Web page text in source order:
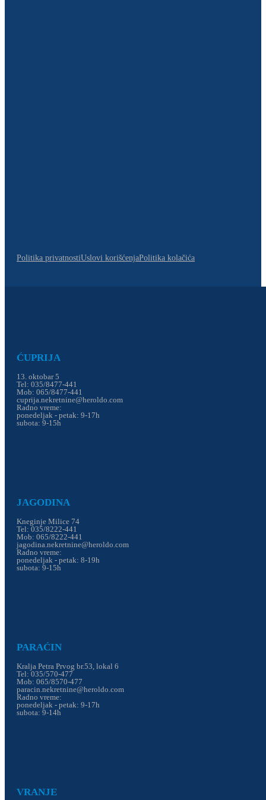
Politika privatnostiUslovi korišćenjaPolitika kolačića
JAGODINA
Kneginje Milice 74
Tel: 035/8222-441
Mob: 065/8222-441
jagodina.nekretnine@heroldo.com
Radno vreme:
ponedeljak - petak: 8-19h
subota: 9-15h
ĆUPRIJA
13. oktobar 5
Tel: 035/8477-441
Mob: 065/8477-441
cuprija.nekretnine@heroldo.com
Radno vreme:
ponedeljak - petak: 9-17h
subota: 9-15h
PARAĆIN
Kralja Petra Prvog br.53, lokal 6
Tel: 035/570-477
Mob: 065/8570-477
paracin.nekretnine@heroldo.com
Radno vreme:
ponedeljak - petak: 9-17h
subota: 9-14h
VRANJE